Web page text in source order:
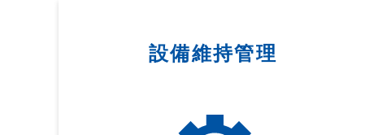
設備維持管理